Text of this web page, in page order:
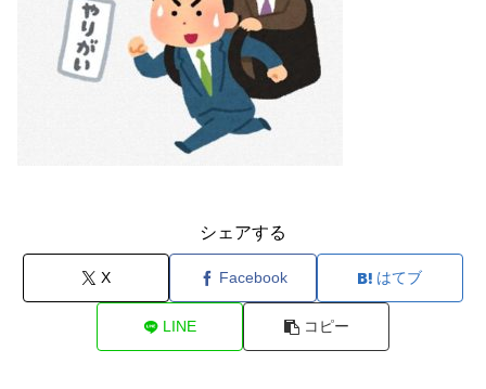
シェアする
X Facebook はてブ
LINE コピー